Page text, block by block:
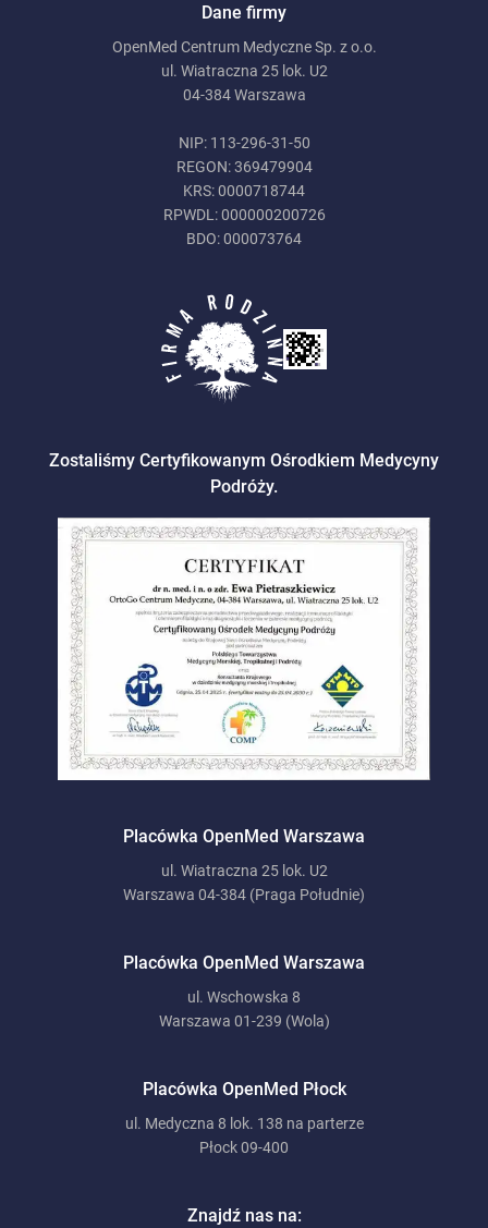
Dane firmy
OpenMed Centrum Medyczne Sp. z o.o.
ul. Wiatraczna 25 lok. U2
04-384 Warszawa
NIP: 113-296-31-50
REGON: 369479904
KRS: 0000718744
RPWDL: 000000200726
BDO: 000073764
Zostaliśmy Certyfikowanym Ośrodkiem Medycyny
Podróży.
Placówka OpenMed Warszawa
ul. Wiatraczna 25 lok. U2
Warszawa 04-384 (Praga Południe)
Placówka OpenMed Warszawa
ul. Wschowska 8
Warszawa 01-239 (Wola)
Placówka OpenMed Płock
ul. Medyczna 8 lok. 138 na parterze
Płock 09-400
Znajdź nas na: